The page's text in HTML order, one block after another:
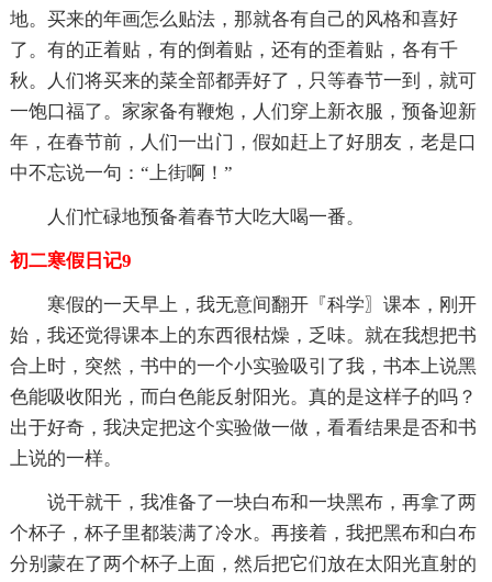
地。买来的年画怎么贴法，那就各有自己的风格和喜好
了。有的正着贴，有的倒着贴，还有的歪着贴，各有千
秋。人们将买来的菜全部都弄好了，只等春节一到，就可
一饱口福了。家家备有鞭炮，人们穿上新衣服，预备迎新
年，在春节前，人们一出门，假如赶上了好朋友，老是口
中不忘说一句：“上街啊！”
人们忙碌地预备着春节大吃大喝一番。
初二寒假日记9
寒假的一天早上，我无意间翻开『科学〗课本，刚开
始，我还觉得课本上的东西很枯燥，乏味。就在我想把书
合上时，突然，书中的一个小实验吸引了我，书本上说黑
色能吸收阳光，而白色能反射阳光。真的是这样子的吗？
出于好奇，我决定把这个实验做一做，看看结果是否和书
上说的一样。
说干就干，我准备了一块白布和一块黑布，再拿了两
个杯子，杯子里都装满了冷水。再接着，我把黑布和白布
分别蒙在了两个杯子上面，然后把它们放在太阳光直射的